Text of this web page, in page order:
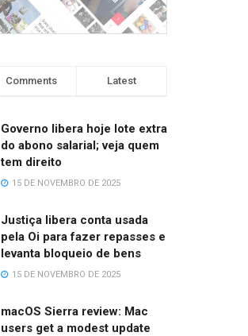
Comments Latest
Governo libera hoje lote extra
do abono salarial; veja quem
tem direito
15 DE NOVEMBRO DE 2025
Justiça libera conta usada
pela Oi para fazer repasses e
levanta bloqueio de bens
15 DE NOVEMBRO DE 2025
macOS Sierra review: Mac
users get a modest update